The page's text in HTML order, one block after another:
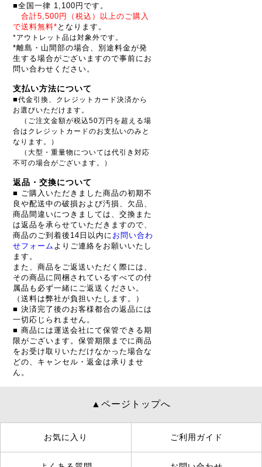
■全国一律 1,100円です。
合計5,500円（税込）以上のご購入
で送料無料* となります。
*アウトレット品は対象外です。
*離島・山間部の場合、別途料金が発
生する場合がございますので事前にお
問い合わせください。
支払い方法について
■代金引換、クレジットカード決済から
お選びいただけます。
（ご注文金額が税込50万円を超える場
合はクレジットカードのお支払いのみと
なります。）
（大型・重量物については代引き対応
不可の場合がございます。）
返品・交換について
■ ご購入いただきました商品の初期不
良や配送中の破損および汚損、欠品、
商品間違いにつきましては、交換また
は返品を承らせていただきますので、
商品のご到着後14日以内に お問い合わ
せフォーム よりご連絡をお願いいたし
ます。
また、商品をご返送いただく際には、
その商品に同梱されているすべての付
属品も必ず一緒にご返送ください。
（送料は弊社が負担いたします。）
■ 決済完了後のお客様都合の返品には
一切応じられません。
■ 商品には運送会社にて保管できる期
限がございます。保管期限までに商品
をお受け取りいただけなかった場合な
どの、キャンセル・返金は承りませ
ん。
▲ページトップへ
お気に入り ご利用ガイド